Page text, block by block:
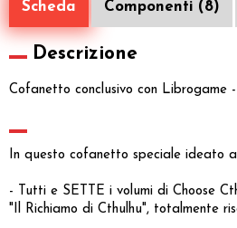
Scheda Componenti (8)
Descrizione
Cofanetto conclusivo con Librogame
In questo cofanetto speciale ideato
- Tutti e SETTE i volumi di Choose
"Il Richiamo di Cthulhu", totalmente